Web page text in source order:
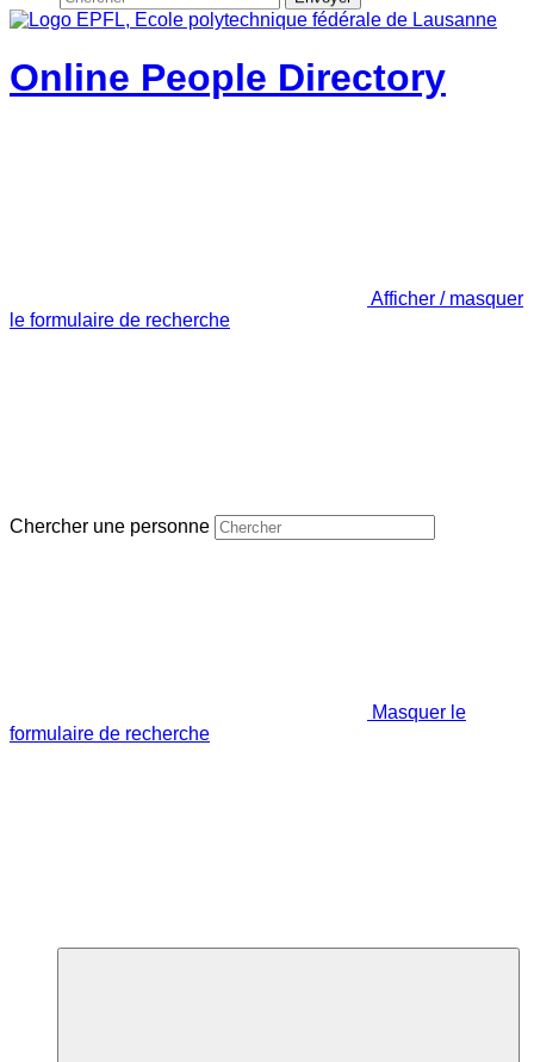
Online People Directory
Afficher / masquer
le formulaire de recherche
Chercher une personne
Masquer le
formulaire de recherche